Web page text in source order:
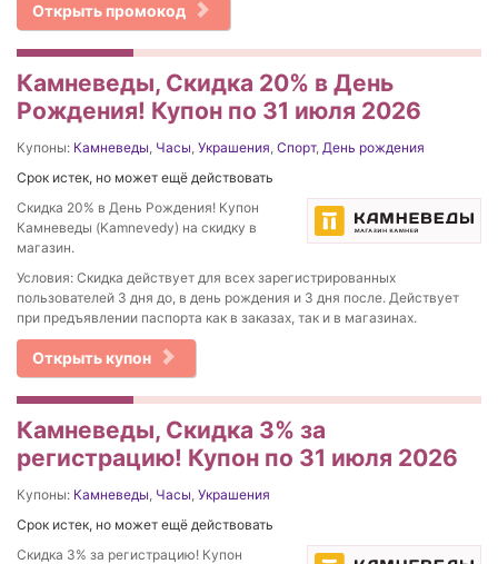
Открыть промокод
Камневеды, Скидка 20% в День
Рождения! Купон по 31 июля 2026
Купоны: Камневеды, Часы, Украшения, Спорт, День рождения
Срок истек, но может ещё действовать
Скидка 20% в День Рождения! Купон
Камневеды (Kamnevedy) на скидку в
магазин.
Условия: Скидка действует для всех зарегистрированных
пользователей 3 дня до, в день рождения и 3 дня после. Действует
при предъявлении паспорта как в заказах, так и в магазинах.
Открыть купон
Камневеды, Скидка 3% за
регистрацию! Купон по 31 июля 2026
Купоны: Камневеды, Часы, Украшения
Срок истек, но может ещё действовать
Скидка 3% за регистрацию! Купон